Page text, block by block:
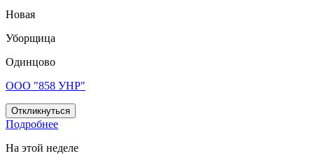
Новая
Уборщица
Одинцово
ООО "858 УНР"
Откликнуться
Подробнее
На этой неделе